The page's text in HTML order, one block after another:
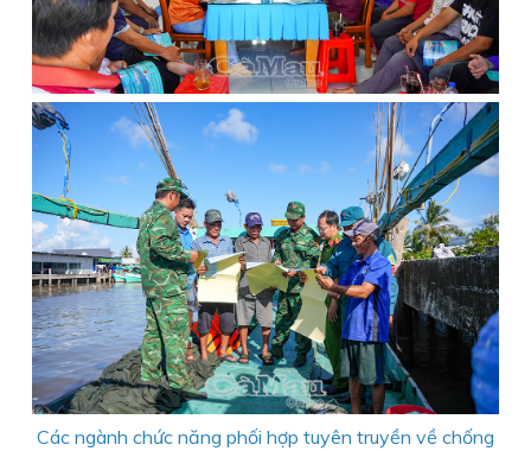
Các ngành chức năng phối hợp tuyên truyền về chống